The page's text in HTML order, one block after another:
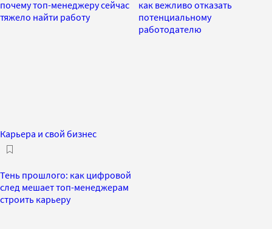
почему топ-менеджеру сейчас
тяжело найти работу
как вежливо отказать
потенциальному
работодателю
Карьера и свой бизнес
Тень прошлого: как цифровой
след мешает топ-менеджерам
строить карьеру